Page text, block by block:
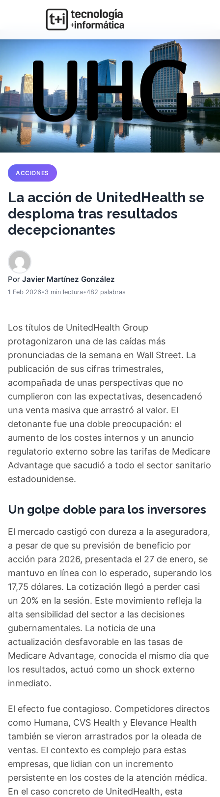
ACCIONES
La acción de UnitedHealth se
desploma tras resultados
decepcionantes
Por Javier Martínez González
1 Feb 2026•3 min lectura•482 palabras
Los títulos de UnitedHealth Group
protagonizaron una de las caídas más
pronunciadas de la semana en Wall Street. La
publicación de sus cifras trimestrales,
acompañada de unas perspectivas que no
cumplieron con las expectativas, desencadenó
una venta masiva que arrastró al valor. El
detonante fue una doble preocupación: el
aumento de los costes internos y un anuncio
regulatorio externo sobre las tarifas de Medicare
Advantage que sacudió a todo el sector sanitario
estadounidense.
Un golpe doble para los inversores
El mercado castigó con dureza a la aseguradora,
a pesar de que su previsión de beneficio por
acción para 2026, presentada el 27 de enero, se
mantuvo en línea con lo esperado, superando los
17,75 dólares. La cotización llegó a perder casi
un 20% en la sesión. Este movimiento refleja la
alta sensibilidad del sector a las decisiones
gubernamentales. La noticia de una
actualización desfavorable en las tasas de
Medicare Advantage, conocida el mismo día que
los resultados, actuó como un shock externo
inmediato.
El efecto fue contagioso. Competidores directos
como Humana, CVS Health y Elevance Health
también se vieron arrastrados por la oleada de
ventas. El contexto es complejo para estas
empresas, que lidian con un incremento
persistente en los costes de la atención médica.
En el caso concreto de UnitedHealth, esta